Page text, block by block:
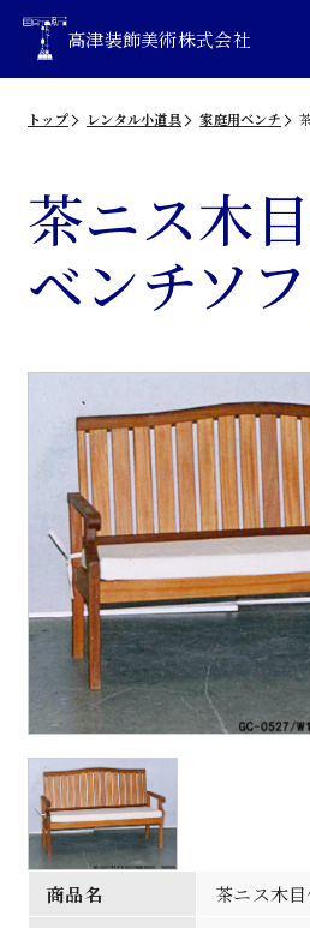
高津装飾美術株式会社
トップ レンタル小道具 家庭用ベンチ
茶ニス木
ベンチソ
商品名
茶ニス木